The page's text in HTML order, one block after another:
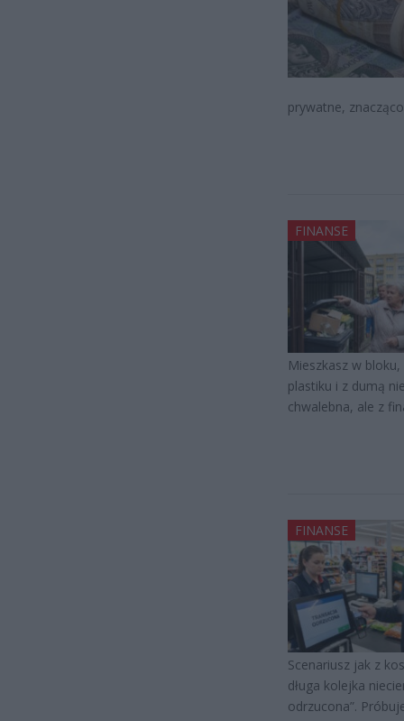
prywatne,
FINANSE
Mieszkasz w
plastiku i z dumą
chwalebna, ale z
FINANSE
Scenariusz jak z
długa kolejka
odrzucona”.